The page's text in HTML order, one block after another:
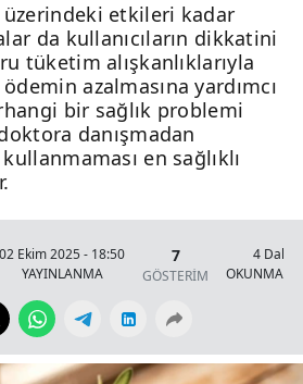
üzerindeki etkileri kadar
da kullanıcıların dikkatini
tüketim alışkanlıklarıyla
azalmasına yardımcı
bir sağlık problemi
danışmadan
en sağlıklı
02 Ekim 2025 - 18:50
YAYINLANMA
7
GÖSTERİM
4
OKUNMA